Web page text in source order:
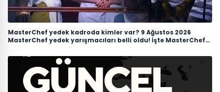
MasterChef yedek kadroda kimler var? 9 Ağustos 2026
MasterChef yedek yarışmacıları belli oldu! İşte MasterChef